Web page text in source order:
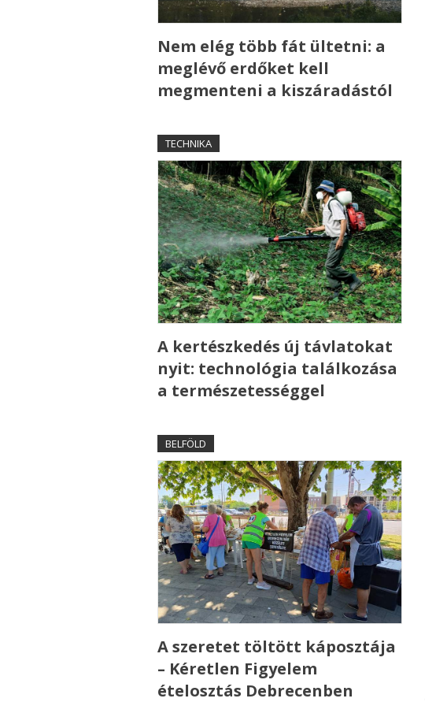
Nem elég több fát ültetni: a
meglévő erdőket kell
megmenteni a kiszáradástól
TECHNIKA
A kertészkedés új távlatokat
nyit: technológia találkozása
a természetességgel
BELFÖLD
A szeretet töltött káposztája
– Kéretlen Figyelem
ételosztás Debrecenben